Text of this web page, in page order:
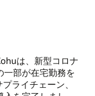
は、新型コロナ
一部が在宅勤務を
ライチェーン、